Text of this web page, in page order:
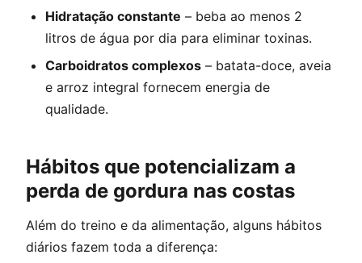
Hidratação constante – beba ao menos 2
litros de água por dia para eliminar toxinas.
Carboidratos complexos – batata-doce, aveia
e arroz integral fornecem energia de
qualidade.
Hábitos que potencializam a
perda de gordura nas costas
Além do treino e da alimentação, alguns hábitos
diários fazem toda a diferença: